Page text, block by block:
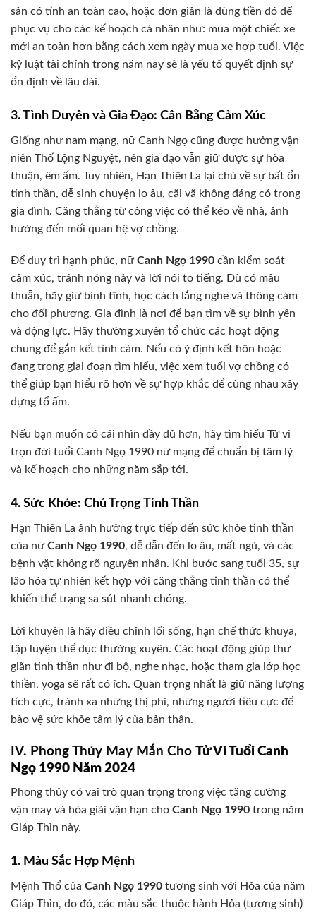
sản có tính an toàn cao, hoặc đơn giản là dùng tiền đó để
phục vụ cho các kế hoạch cá nhân như: mua một chiếc xe
mới an toàn hơn bằng cách xem ngày mua xe hợp tuổi. Việc
kỷ luật tài chính trong năm nay sẽ là yếu tố quyết định sự
ổn định về lâu dài.
3. Tình Duyên và Gia Đạo: Cân Bằng Cảm Xúc
Giống như nam mạng, nữ Canh Ngọ cũng được hưởng vận
niên Thố Lộng Nguyệt, nên gia đạo vẫn giữ được sự hòa
thuận, êm ấm. Tuy nhiên, Hạn Thiên La lại chủ về sự bất ổn
tinh thần, dễ sinh chuyện lo âu, cãi vã không đáng có trong
gia đình. Căng thẳng từ công việc có thể kéo về nhà, ảnh
hưởng đến mối quan hệ vợ chồng.
Để duy trì hạnh phúc, nữCanh Ngọ 1990 cần kiểm soát
cảm xúc, tránh nóng nảy và lời nói to tiếng. Dù có mâu
thuẫn, hãy giữ bình tĩnh, học cách lắng nghe và thông cảm
cho đối phương. Gia đình là nơi để bạn tìm về sự bình yên
và động lực. Hãy thường xuyên tổ chức các hoạt động
chung để gắn kết tình cảm. Nếu có ý định kết hôn hoặc
đang trong giai đoạn tìm hiểu, việc xem tuổi vợ chồng có
thể giúp bạn hiểu rõ hơn về sự hợp khắc để cùng nhau xây
dựng tổ ấm.
Nếu bạn muốn có cái nhìn đầy đủ hơn, hãy tìm hiểu Tử vi
trọn đời tuổi Canh Ngọ 1990 nữ mạng để chuẩn bị tâm lý
và kế hoạch cho những năm sắp tới.
4. Sức Khỏe: Chú Trọng Tinh Thần
Hạn Thiên La ảnh hưởng trực tiếp đến sức khỏe tinh thần
của nữCanh Ngọ 1990, dễ dẫn đến lo âu, mất ngủ, và các
bệnh vặt không rõ nguyên nhân. Khi bước sang tuổi 35, sự
lão hóa tự nhiên kết hợp với căng thẳng tinh thần có thể
khiến thể trạng sa sút nhanh chóng.
Lời khuyên là hãy điều chỉnh lối sống, hạn chế thức khuya,
tập luyện thể dục thường xuyên. Các hoạt động giúp thư
giãn tinh thần như đi bộ, nghe nhạc, hoặc tham gia lớp học
thiền, yoga sẽ rất có ích. Quan trọng nhất là giữ năng lượng
tích cực, tránh xa những thị phi, những người tiêu cực để
bảo vệ sức khỏe tâm lý của bản thân.
IV. Phong Thủy May Mắn Cho Tử Vi Tuổi Canh
Ngọ 1990 Năm 2024
Phong thủy có vai trò quan trọng trong việc tăng cường
vận may và hóa giải vận hạn cho Canh Ngọ 1990 trong năm
Giáp Thìn này.
1. Màu Sắc Hợp Mệnh
Mệnh Thổ của Canh Ngọ 1990 tương sinh với Hỏa của năm
Giáp Thìn, do đó, các màu sắc thuộc hành Hỏa (tương sinh)